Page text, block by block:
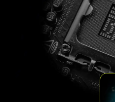
CPU / Circuit